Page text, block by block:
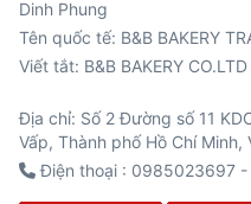
Viết tắt: B&B BAKERY CO.LTD
Địa chỉ: Số 2 Đường số 11
Vấp, Thành phố Hồ Chí Minh,
Điện thoại : 0985023697